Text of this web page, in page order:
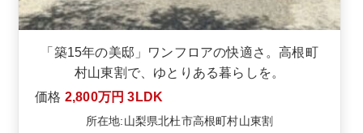
「築15年の美邸」ワンフロアの快適さ。高根町
村山東割で、ゆとりある暮らしを。
価格 2,800万円 3LDK
所在地:山梨県北杜市高根町村山東割